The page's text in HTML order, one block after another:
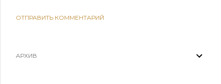
ОТПРАВИТЬ КОММЕНТАРИЙ
АРХИВ